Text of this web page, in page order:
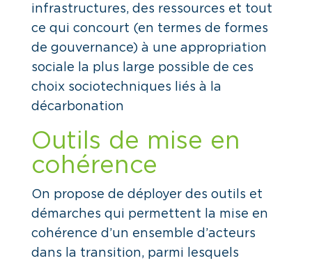
infrastructures, des ressources et tout
ce qui concourt (en termes de formes
de gouvernance) à une appropriation
sociale la plus large possible de ces
choix sociotechniques liés à la
décarbonation
Outils de mise en
cohérence
On propose de déployer des outils et
démarches qui permettent la mise en
cohérence d’un ensemble d’acteurs
dans la transition, parmi lesquels